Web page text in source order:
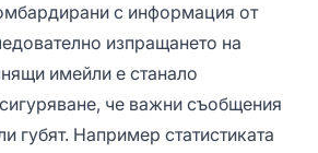
с информация от
изпращането на
имейли е станало
че важни съобщения
губят. Например статистиката